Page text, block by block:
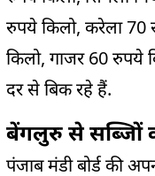
रुपये किलो, करेला
किलो, गाजर 60 रुपये
दर से बिक रहे हैं.
बेंगलुरु से
पंजाब मंडी बोर्ड की